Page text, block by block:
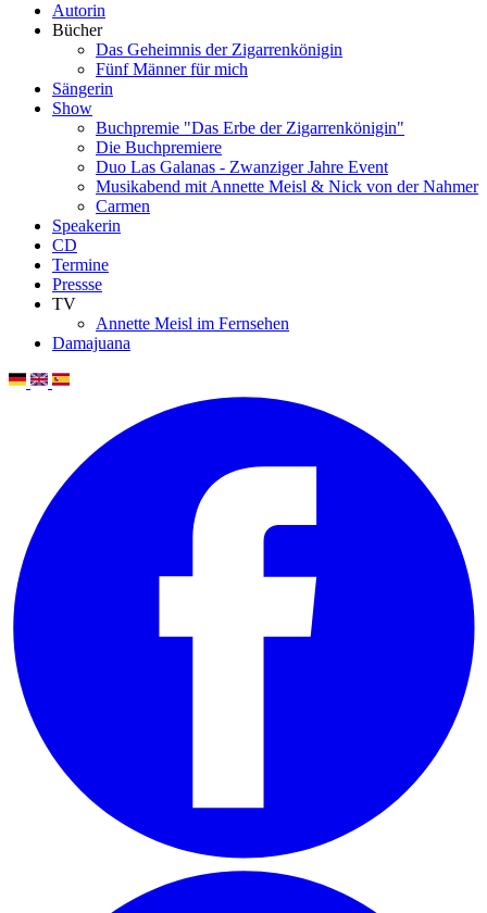
Autorin
Bücher
Das Geheimnis der Zigarrenkönigin
Fünf Männer für mich
Sängerin
Show
Buchpremie "Das Erbe der Zigarrenkönigin"
Die Buchpremiere
Duo Las Galanas - Zwanziger Jahre Event
Musikabend mit Annette Meisl & Nick von der Nahmer
Carmen
Speakerin
CD
Termine
Pressse
TV
Annette Meisl im Fernsehen
Damajuana